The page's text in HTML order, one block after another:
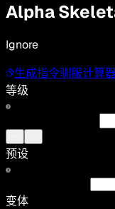
Alpha
Ignore
生成指令驯服计算
等级
预设
变体